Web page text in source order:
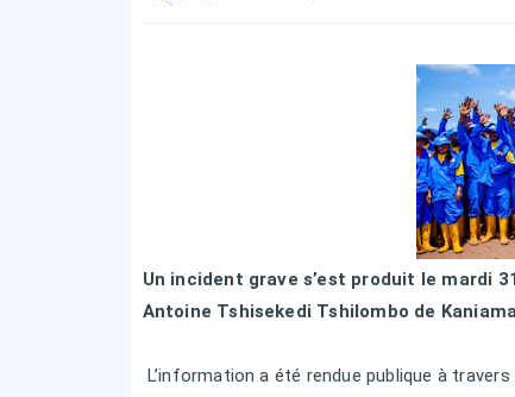
Un incident grave s’est produit le mardi
Antoine Tshisekedi Tshilombo de
L’information a été rendue publique à